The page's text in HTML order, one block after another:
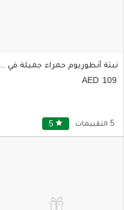
109
5 star 5 التقييمات